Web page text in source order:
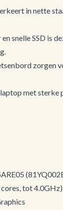
in nette
snelle SSD is
zorgen
met
tot 4.0GHz)